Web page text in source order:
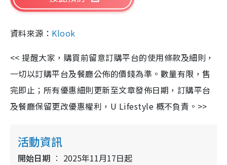
資料來源： Klook
<< 提醒大家，購買前留意訂購平台的使用條款及細則，
一切以訂購平台及餐廳公佈的價錢為準。數量有限，售
完即止；所有優惠細則更新至文章發佈日期，訂購平台
及餐廳保留更改優惠權利，U Lifestyle 概不負責。>>
活動資訊
開始日期
2025年11月17日起